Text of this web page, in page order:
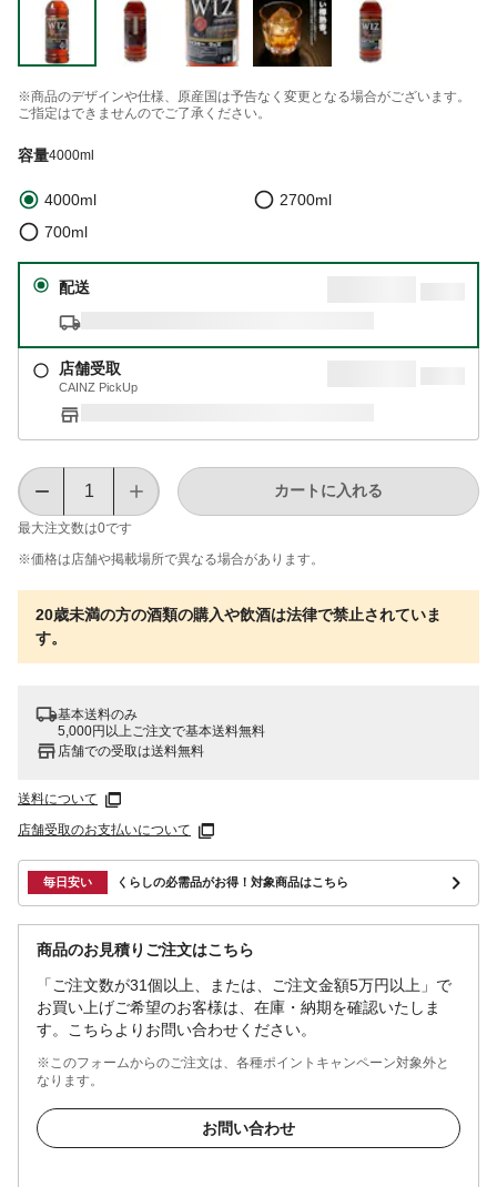
※商品のデザインや仕様、原産国は予告なく変更となる場合がございます。
ご指定はできませんのでご了承ください。
容量4000ml
4000ml
2700ml
700ml
配送
店舗受取
CAINZ PickUp
最大注文数は0です
カートに入れる
※価格は​店舗や​掲載場所で​異なる​場合が​あります。
20歳未満の方の酒類の購入や飲酒は法律で禁止されていま
す。
基本送料のみ
5,000円以上ご注文で基本送料無料
店舗での受取は送料無料
送料について
店舗受取のお支払いについて
毎日安い くらしの必需品がお得！対象商品はこちら
商品のお見積りご注文はこちら
「ご注文数が31個以上、または、ご注文金額5万円以上」で
お買い上げご希望のお客様は、在庫・納期を確認いたしま
す。こちらよりお問い合わせください。
※このフォームからのご注文は、各種ポイントキャンペーン対象外と
なります。
お問い合わせ